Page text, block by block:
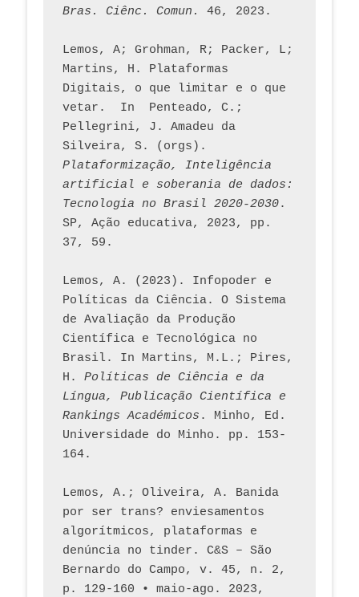
Bras. Ciênc. Comun.
Lemos, A; Grohman, R; Packer, L;
Martins, H. Plataformas
Digitais, o que limitar e o que
vetar.  In  Penteado, C.;
Pellegrini, J. Amadeu da
Plataformização, Inteligência
artificial e soberania de dados:
Tecnologia no Brasil 2020-2030.
SP, Ação educativa, 2023, pp.
37, 59.
Lemos, A. (2023). Infopoder e
Políticas da Ciência. O Sistema
de Avaliação da Produção
Científica e Tecnológica no
Brasil. In Martins, M.L.; Pires,
H. Políticas de Ciência e da
Língua, Publicação Científica e
Rankings Académicos . Minho, Ed.
Universidade do Minho. pp. 153-
164.
Lemos, A.; Oliveira, A. Banida
por ser trans? enviesamentos
algorítmicos, plataformas e
denúncia no tinder. C&S – São
Bernardo do Campo, v. 45, n. 2,
p. 129-160 • maio-ago. 2023,